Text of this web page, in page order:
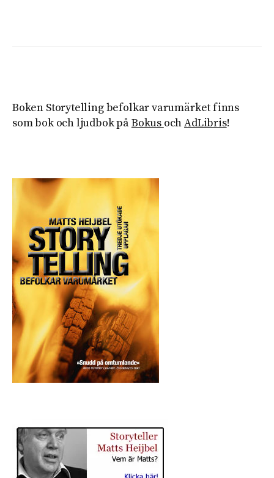
Boken Storytelling befolkar varumärket finns
som bok och ljudbok påBokus ochAdLibris!